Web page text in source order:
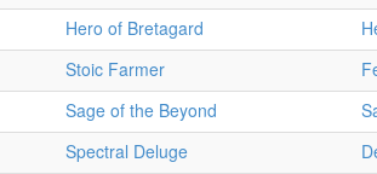
Hero of Bretagard
Stoic Farmer
Sage of the Beyond
Spectral Deluge